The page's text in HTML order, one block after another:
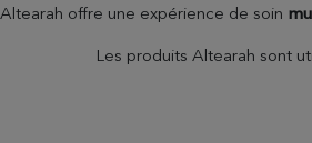
Altearah offre une expérience de soin
Les produits Altearah sont